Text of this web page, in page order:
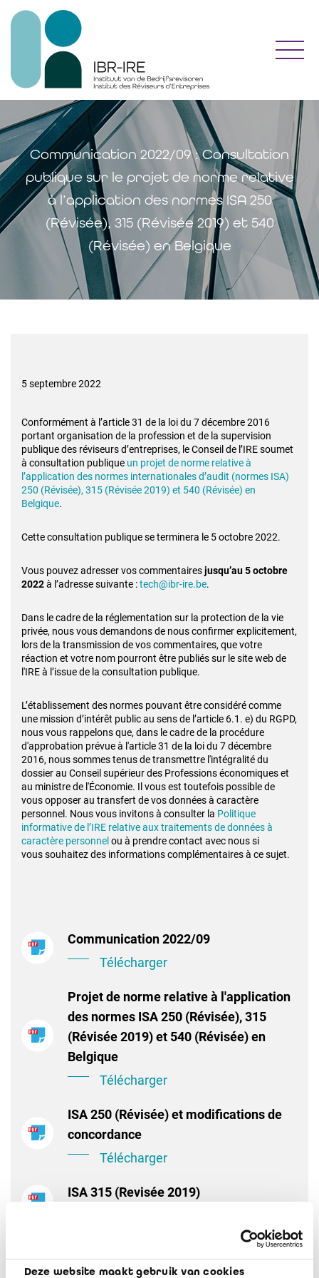
Deze website maakt gebruik van cookies
Communication 2022/09 : Consultation
publique sur le projet de norme relative
à l’application des normes ISA 250
(Révisée), 315 (Révisée 2019) et 540
(Révisée) en Belgique
5 septembre 2022
Conformément à l’article 31 de la loi du 7 décembre 2016
portant organisation de la profession et de la supervision
publique des réviseurs d’entreprises, le Conseil de l’IRE soumet
à consultation publique un projet de norme relative à
l’application des normes internationales d’audit (normes ISA)
250 (Révisée), 315 (Révisée 2019) et 540 (Révisée) en
Belgique.
Cette consultation publique se terminera le 5 octobre 2022.
Vous pouvez adresser vos commentairesjusqu’au 5 octobre
2022à l’adressesuivante :tech@ibr-ire.be.
Dans le cadre de la réglementation sur la protection de la vie
privée, nous vousdemandons de nous confirmer explicitement,
lors de la transmission de voscommentaires, que votre
réaction et votre nom pourront être publiés sur le siteweb de
l'IRE à l’issue de la consultation publique.
L’établissement des normes pouvant être considéré comme
une mission d’intérêt public au sens de l’article 6.1. e) du RGPD,
nous vous rappelons que, dans le cadrede la procédure
d'approbation prévue à l'article 31 de la loi du 7 décembre
2016, nous sommes tenus de transmettre l'intégralité du
dossier au Conseil supérieurdes Professions économiques et
au ministre de l'Économie. Il vous est toutefois possible de
vous opposer au transfert de vos données à caractère
personnel. Nousvous invitons à consulter la Politique
informative de l’IRE relative aux traitementsde données à
caractère personnel ou à prendre contact avec nous si
voussouhaitez des informations complémentaires à ce sujet.
Communication 2022/09
Télécharger
Projet de norme relative à l'application
des normes ISA 250 (Révisée), 315
(Révisée 2019) et 540 (Révisée) en
Belgique
Télécharger
ISA 250 (Révisée) et modifications de
concordance
Télécharger
ISA 315 (Revisée 2019)
Télécharger